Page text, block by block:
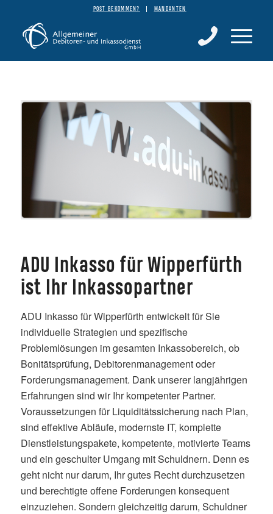
POST BEKOMMEN? MANDANTEN
ADU Inkasso für Wipperfürth
ist Ihr Inkassopartner
ADU Inkasso für Wipperfürth entwickelt für Sie
individuelle Strategien und spezifische
Problemlösungen im gesamten Inkassobereich, ob
Bonitätsprüfung, Debitorenmanagement oder
Forderungsmanagement. Dank unserer langjährigen
Erfahrungen sind wir Ihr kompetenter Partner.
Voraussetzungen für Liquiditätssicherung nach Plan,
sind effektive Abläufe, modernste IT, komplette
Dienstleistungspakete, kompetente, motivierte Teams
und ein geschulter Umgang mit Schuldnern. Denn es
geht nicht nur darum, Ihr gutes Recht durchzusetzen
und berechtigte offene Forderungen konsequent
einzuziehen. Sondern gleichzeitig darum, Schuldner